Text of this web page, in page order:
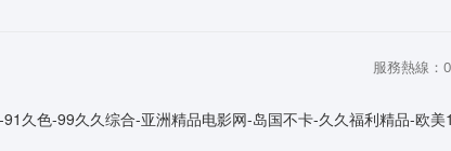
服務熱線：
久色-99久久综合-亚洲精品电影网-岛国不卡-久久福利精品-欧